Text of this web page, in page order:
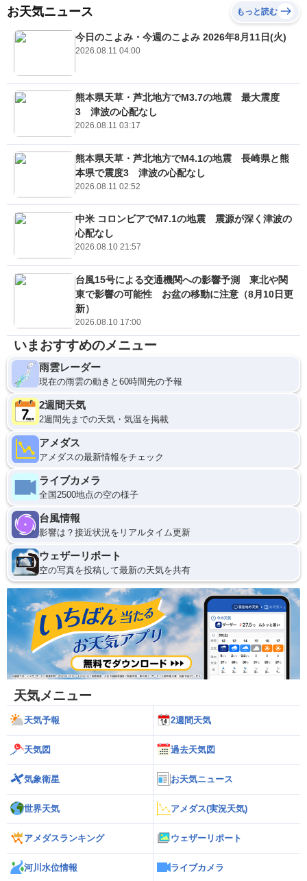
お天気ニュース もっと読む
今日のこよみ・今週のこよみ 2026年8月11日(火)
2026.08.11 04:00
熊本県天草・芦北地方でM3.7の地震 最大震度
3 津波の心配なし
2026.08.11 03:17
熊本県天草・芦北地方でM4.1の地震 長崎県と熊
本県で震度3 津波の心配なし
2026.08.11 02:52
中米 コロンビアでM7.1の地震 震源が深く津波の
心配なし
2026.08.10 21:57
台風15号による交通機関への影響予測 東北や関
東で影響の可能性 お盆の移動に注意（8月10日更
新）
2026.08.10 17:00
いまおすすめのメニュー
雨雲レーダー
現在の雨雲の動きと60時間先の予報
2週間天気
2週間先までの天気・気温を掲載
アメダス
アメダスの最新情報をチェック
ライブカメラ
全国2500地点の空の様子
台風情報
影響は？接近状況をリアルタイム更新
ウェザーリポート
空の写真を投稿して最新の天気を共有
天気メニュー
天気予報 2週間天気
天気図 過去天気図
気象衛星 お天気ニュース
世界天気 アメダス(実況天気)
アメダスランキング ウェザーリポート
河川水位情報 ライブカメラ